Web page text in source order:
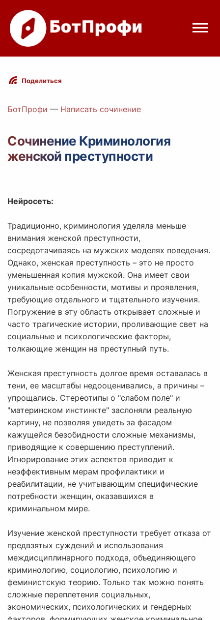
Режимы бота
Цены
Вход с Telegram
Поделиться
БотПрофи — Написать сочинение
Сочинение Криминология
женской преступности
Нейросеть:
Традиционно, криминология уделяла меньше
внимания женской преступности,
сосредотачиваясь на мужских моделях поведения.
Однако, женская преступность – это не просто
уменьшенная копия мужской. Она имеет свои
уникальные особенности, мотивы и проявления,
требующие отдельного и тщательного изучения.
Погружение в эту область открывает сложные и
часто трагические истории, проливающие свет на
социальные и психологические факторы,
толкающие женщин на преступный путь.
Женская преступность долгое время оставалась в
тени, ее масштабы недооценивались, а причины –
упрощались. Стереотипы о "слабом поле" и
"материнском инстинкте" заслоняли реальную
картину, не позволяя увидеть за фасадом
кажущейся безобидности сложные механизмы,
приводящие к совершению преступлений.
Игнорирование этих аспектов приводит к
неэффективным мерам профилактики и
реабилитации, не учитывающим специфические
потребности женщин, оказавшихся в
криминальном мире.
Изучение женской преступности требует отказа от
предвзятых суждений и использования
междисциплинарного подхода, объединяющего
криминологию, социологию, психологию и
феминистскую теорию. Только так можно понять
сложные переплетения социальных,
экономических, психологических и гендерных